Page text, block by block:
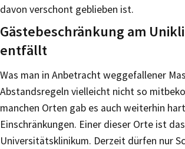
davon verschont geblieben ist.
Gästebeschränkung am
entfällt
Was man in Anbetracht weggefallener
Abstandsregeln vielleicht nicht so
manchen Orten gab es auch weiterhin
Einschränkungen. Einer dieser Orte ist das
Universitätsklinikum. Derzeit dürfen nur